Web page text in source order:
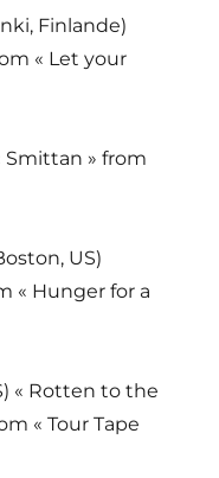
Finlande)
« Let your
Smittan » from
US)
« Hunger for a
« Rotten to the
« Tour Tape